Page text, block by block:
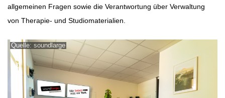
allgemeinen Fragen sowie die Verantwortung über Verwaltung
von Therapie- und Studiomaterialien.
Quelle: soundlarge